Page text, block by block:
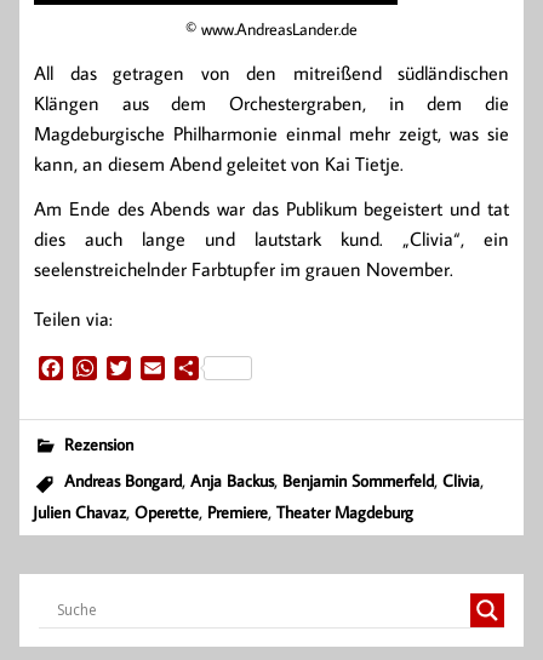
© www.AndreasLander.de
All das getragen von den mitreißend südländischen
Klängen aus dem Orchestergraben, in dem die
Magdeburgische Philharmonie einmal mehr zeigt, was sie
kann, an diesem Abend geleitet von Kai Tietje.
Am Ende des Abends war das Publikum begeistert und tat
dies auch lange und lautstark kund. „Clivia“, ein
seelenstreichelnder Farbtupfer im grauen November.
Teilen via:
c
e
o
o
k
W
a
t
A
p
p
i
t
e
r
a
T
i
n
Rezension
Andreas Bongard,Anja Backus, Benjamin Sommerfeld,Clivia,
Julien Chavaz,Operette, Premiere,Theater Magdeburg